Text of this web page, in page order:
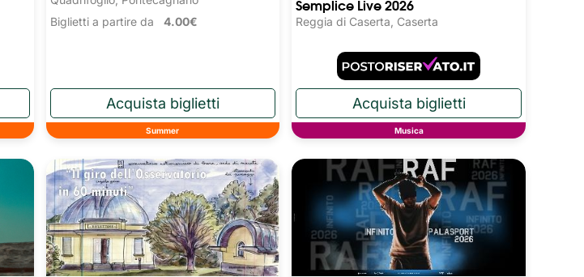
Biglietti a partire da 4.00€
Summer
Semplice Live 2026
Reggia di Caserta, Caserta
Musica